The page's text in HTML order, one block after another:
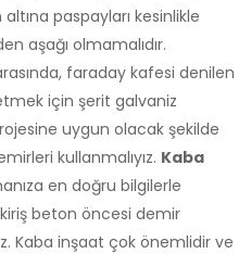
paspayları kesinlikle
aşağı olmamalıdır.
faraday kafesi denilen
için şerit galvaniz
uygun olacak şekilde
kullanmalıyız. Kaba
en doğru bilgilerle
beton öncesi demir
Kaba inşaat çok önemlidir ve